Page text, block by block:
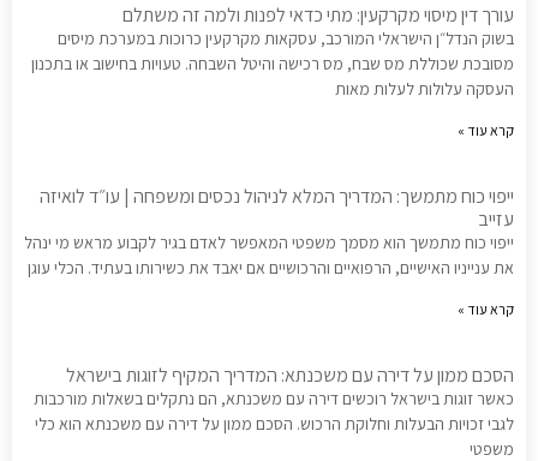
עורך דין מיסוי מקרקעין: מתי כדאי לפנות ולמה זה משתלם
בשוק הנדל״ן הישראלי המורכב, עסקאות מקרקעין כרוכות במערכת מיסים
מסובכת שכוללת מס שבח, מס רכישה והיטל השבחה. טעויות בחישוב או בתכנון
העסקה עלולות לעלות מאות
קרא עוד »
ייפוי כוח מתמשך: המדריך המלא לניהול נכסים ומשפחה | עו״ד לואיזה
עזייב
ייפוי כוח מתמשך הוא מסמך משפטי המאפשר לאדם בגיר לקבוע מראש מי ינהל
את ענייניו האישיים, הרפואיים והרכושיים אם יאבד את כשירותו בעתיד. הכלי עוגן
קרא עוד »
הסכם ממון על דירה עם משכנתא: המדריך המקיף לזוגות בישראל
כאשר זוגות בישראל רוכשים דירה עם משכנתא, הם נתקלים בשאלות מורכבות
לגבי זכויות הבעלות וחלוקת הרכוש. הסכם ממון על דירה עם משכנתא הוא כלי
משפטי